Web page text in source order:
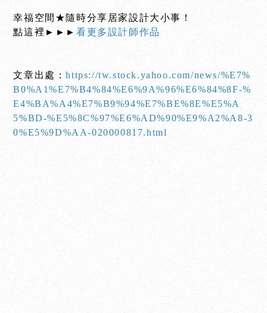
幸福空間★隨時分享居家設計大小事！
點這裡►►►看更多設計師作品
文章出處：https://tw.stock.yahoo.com/news/%E7%
B0%A1%E7%B4%84%E6%9A%96%E6%84%8F-%
E4%BA%A4%E7%B9%94%E7%BE%8E%E5%A
5%BD-%E5%8C%97%E6%AD%90%E9%A2%A8-3
0%E5%9D%AA-020000817.html